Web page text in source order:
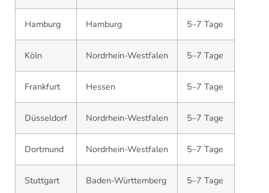
Hamburg Hamburg 5–7 Tage
Köln Nordrhein-Westfalen 5–7 Tage
Frankfurt Hessen 5–7 Tage
Düsseldorf Nordrhein-Westfalen 5–7 Tage
Dortmund Nordrhein-Westfalen 5–7 Tage
Stuttgart Baden-Württemberg 5–7 Tage